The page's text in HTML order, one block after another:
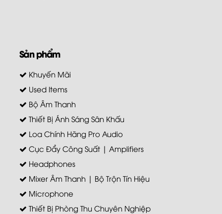
Sản phẩm
Khuyến Mãi
Used Items
Bộ Âm Thanh
Thiết Bị Ánh Sáng Sân Khấu
Loa Chính Hãng Pro Audio
Cục Đẩy Công Suất | Amplifiers
Headphones
Mixer Âm Thanh | Bộ Trộn Tín Hiệu
Microphone
Thiết Bị Phòng Thu Chuyên Nghiệp